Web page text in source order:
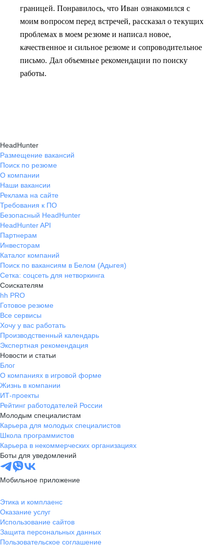
границей. Понравилось, что Иван ознакомился с
моим вопросом перед встречей, рассказал о текущих
проблемах в моем резюме и написал новое,
качественное и сильное резюме и сопроводительное
письмо. Дал объемные рекомендации по поиску
работы.
HeadHunter
Размещение вакансий
Поиск по резюме
О компании
Наши вакансии
Реклама на сайте
Требования к ПО
Безопасный HeadHunter
HeadHunter API
Партнерам
Инвесторам
Каталог компаний
Поиск по вакансиям в Белом (Адыгея)
Сетка: соцсеть для нетворкинга
Соискателям
hh PRO
Готовое резюме
Все сервисы
Хочу у вас работать
Производственный календарь
Экспертная рекомендация
Новости и статьи
Блог
О компаниях в игровой форме
Жизнь в компании
ИТ-проекты
Рейтинг работодателей России
Молодым специалистам
Карьера для молодых специалистов
Школа программистов
Карьера в некоммерческих организациях
Боты для уведомлений
Мобильное приложение
Этика и комплаенс
Оказание услуг
Использование сайтов
Защита персональных данных
Пользовательское соглашение